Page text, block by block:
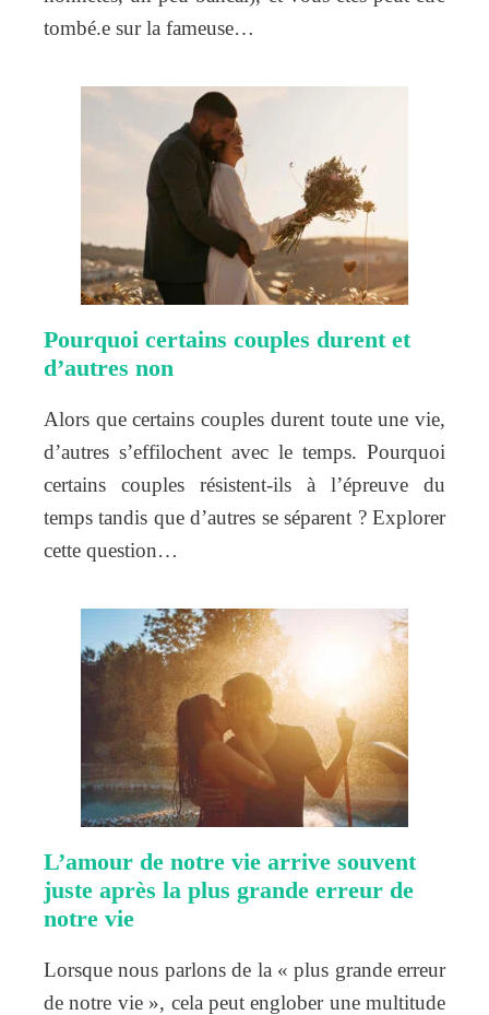
tombé.e sur la fameuse…
Pourquoi certains couples durent et
d’autres non
Alors que certains couples durent toute une vie,
d’autres s’effilochent avec le temps. Pourquoi
certains couples résistent-ils à l’épreuve du
temps tandis que d’autres se séparent ? Explorer
cette question…
L’amour de notre vie arrive souvent
juste après la plus grande erreur de
notre vie
Lorsque nous parlons de la « plus grande erreur
de notre vie », cela peut englober une multitude